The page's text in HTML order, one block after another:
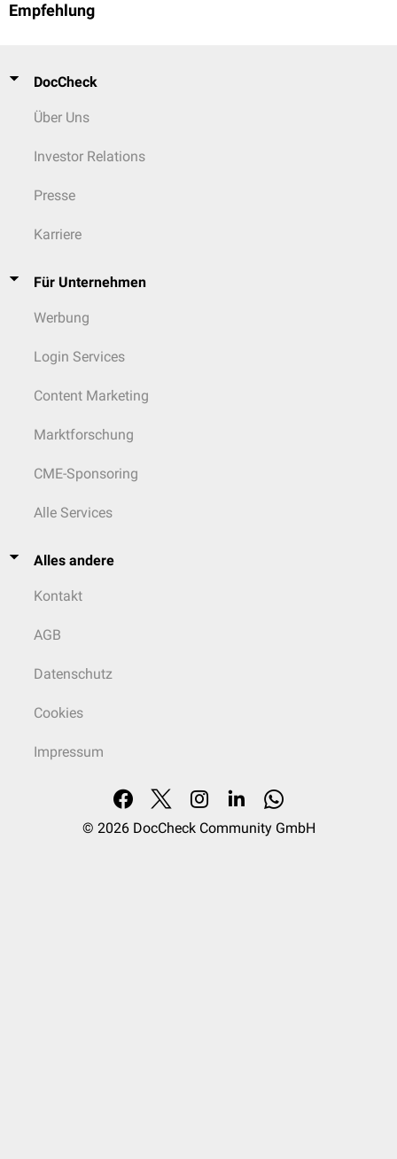
Empfehlung
DocCheck
Über Uns
Investor Relations
Presse
Karriere
Für Unternehmen
Werbung
Login Services
Content Marketing
Marktforschung
CME-Sponsoring
Alle Services
Alles andere
Kontakt
AGB
Datenschutz
Cookies
Impressum
© 2026 DocCheck Community GmbH